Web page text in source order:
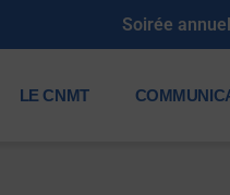
Soirée annuelle des
LE CNMT